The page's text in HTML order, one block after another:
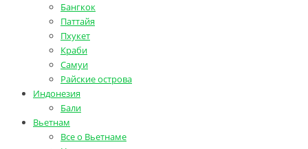
Бангкок
Паттайя
Пхукет
Краби
Самуи
Райские острова
Индонезия
Бали
Вьетнам
Все о Вьетнаме